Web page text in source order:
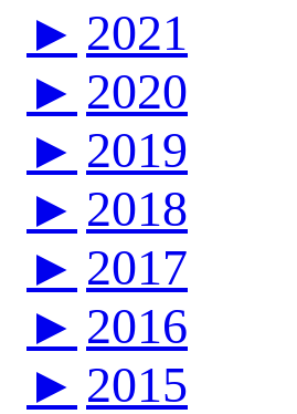
► 2021
► 2020
► 2019
► 2018
► 2017
► 2016
► 2015